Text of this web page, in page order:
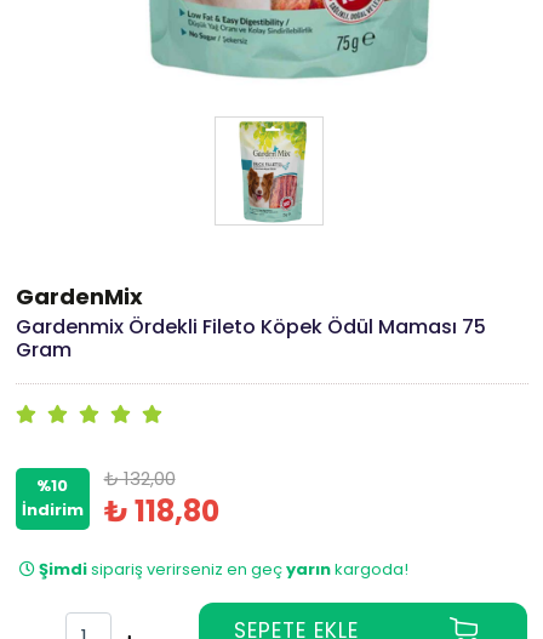
GardenMix
Gardenmix Ördekli Fileto Köpek Ödül Maması 75
Gram
%10
İndirim
₺ 132,00
₺ 118,80
Şimdisipariş verirseniz en geçyarınkargoda!